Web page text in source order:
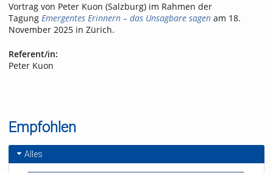
Vortrag von Peter Kuon (Salzburg) im Rahmen der
Tagung Emergentes Erinnern – das Unsagbare sagen am 18.
November 2025 in Zürich.
Referent/in:
Peter Kuon
Empfohlen
Alles